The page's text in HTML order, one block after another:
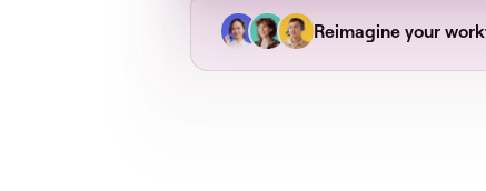
Reimagine your